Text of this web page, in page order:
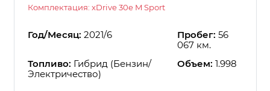
Комплектация: xDrive 30e M Sport
Год/Месяц: 2021/6 Пробег: 56
067 км.
Топливо: Гибрид (Бензин/
Электричество)
Объем: 1.998